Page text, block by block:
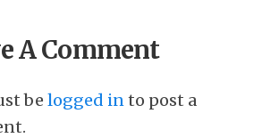
A Comment
be logged into post a